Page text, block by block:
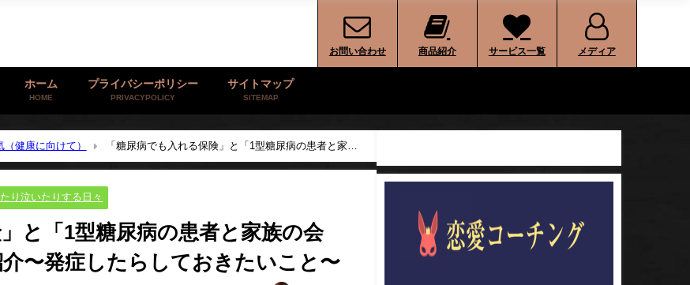
お問い合わせ 商品紹介 サービス一覧 メディア
ホーム
HOME
プライバシーポリシー
PRIVACYPOLICY
サイトマップ
SITEMAP
健康に向けて）
「糖尿病でも入れる保険」と「1型糖尿病の患者と家族
り泣いたりする日々
と「1型糖尿病の患者と家族の会
介〜発症したらしておきたいこと〜